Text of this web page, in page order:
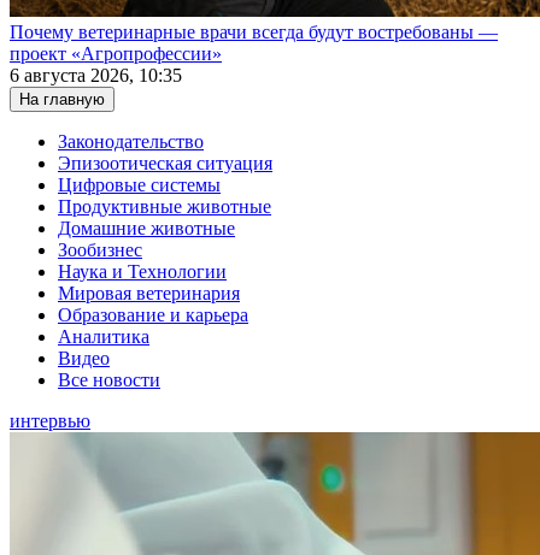
Почему ветеринарные врачи всегда будут востребованы —
проект «Агропрофессии»
6 августа 2026, 10:35
На главную
Законодательство
Эпизоотическая ситуация
Цифровые системы
Продуктивные животные
Домашние животные
Зообизнес
Наука и Технологии
Мировая ветеринария
Образование и карьера
Аналитика
Видео
Все новости
интервью